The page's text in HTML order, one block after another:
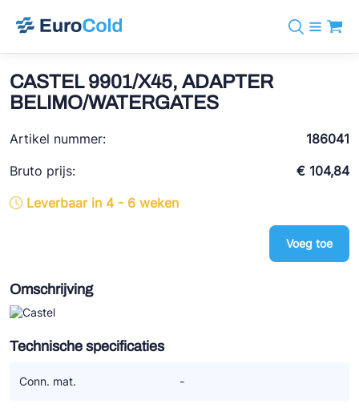
info@eurocold.nl
Merken
BOCK
REFFLEX®
Johnson Controls
Doucette Industries
Koudemiddelen
Diensten
Nieuws
Over ons
CASTEL 9901/X45, ADAPTER
BELIMO/WATERGATES
Artikel nummer:
186041
Bruto prijs:
€ 104,84
Leverbaar in 4 - 6 weken
Voeg toe
Omschrijving
Technische specificaties
Conn. mat. -